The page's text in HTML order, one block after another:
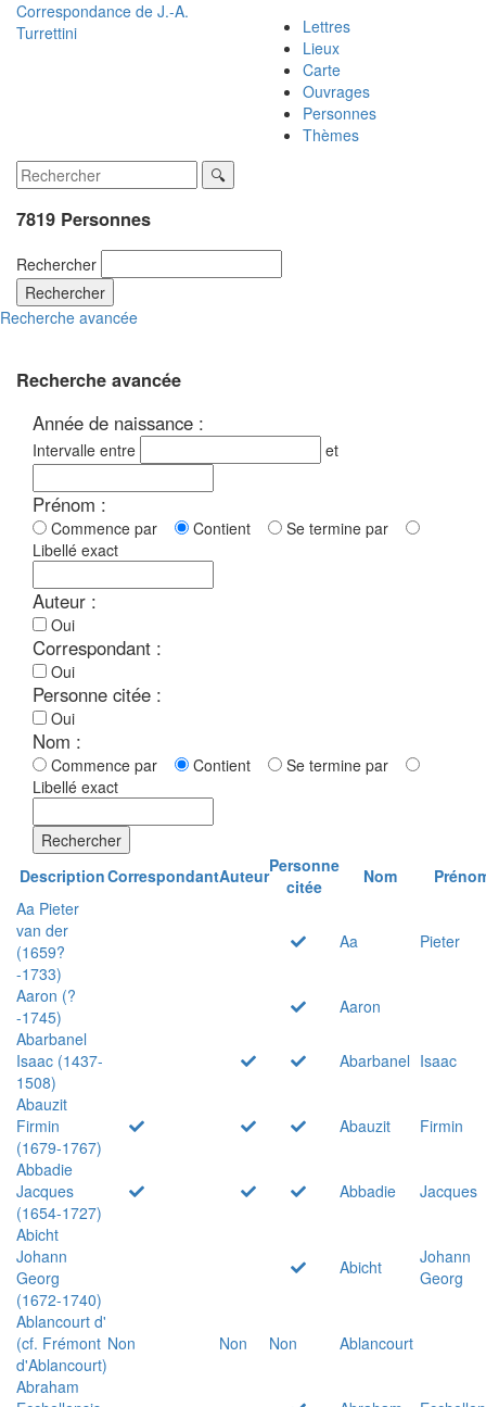
Correspondance de J.-A.
Turrettini
Lettres
Lieux
Carte
Ouvrages
Personnes
Thèmes
7819 Personnes
Rechercher
Rechercher
Recherche avancée
Recherche avancée
Année de naissance :
Intervalle entre et
Prénom :
Commence par Contient
Se termine par
Libellé exact
Auteur :
Oui
Correspondant :
Oui
Personne citée :
Oui
Nom :
Commence par Contient
Se termine par
Libellé exact
Rechercher
DescriptionCorrespondantAuteurPersonne
citée
Nom
Aa Pieter
van der
(1659?
-1733)
Aa Pieter
Aaron (?
-1745)
Aaron
Abarbanel
Isaac (1437-
1508)
Abarbanel Isaac
Abauzit
Firmin
(1679-1767)
Abauzit
Firmin
Abbadie
Jacques
(1654-1727)
Abbadie
Jacques
Abicht
Johann
Georg
(1672-1740)
Abicht
Johann
Georg
Ablancourt d'
(cf. Frémont
d'Ablancourt)
Non Non Non
Ablancourt
Abraham